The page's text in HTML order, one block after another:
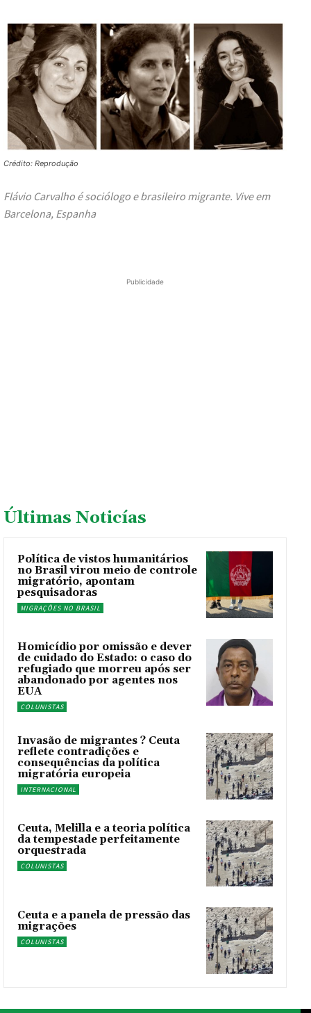
Crédito: Reprodução
Flávio Carvalho é sociólogo e brasileiro migrante. Vive em
Barcelona, Espanha
Publicidade
Últimas Noticías
Política de vistos humanitários
no Brasil virou meio de controle
migratório, apontam
pesquisadoras
MIGRAÇÕES NO BRASIL
Homicídio por omissão e dever
de cuidado do Estado: o caso do
refugiado que morreu após ser
abandonado por agentes nos
EUA
COLUNISTAS
Invasão de migrantes ? Ceuta
reflete contradições e
consequências da política
migratória europeia
INTERNACIONAL
Ceuta, Melilla e a teoria política
da tempestade perfeitamente
orquestrada
COLUNISTAS
Ceuta e a panela de pressão das
migrações
COLUNISTAS